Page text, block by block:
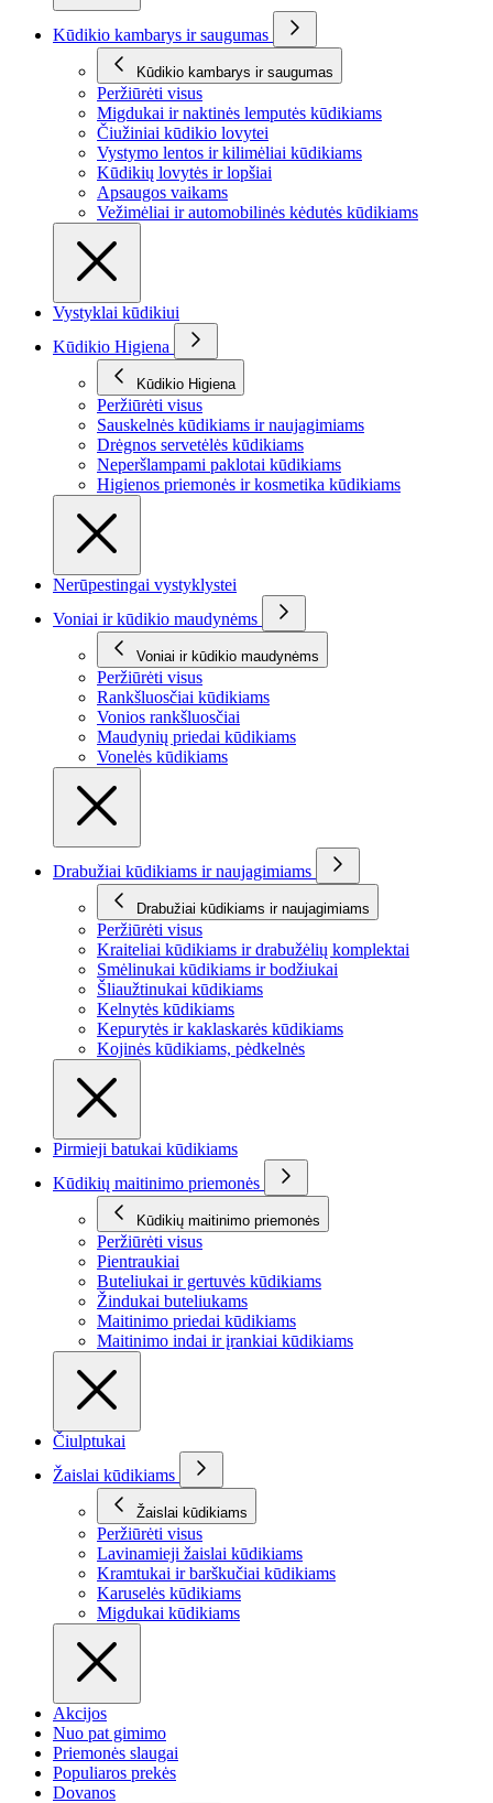
Kūdikio kambarys ir saugumas
Kūdikio kambarys ir saugumas
Peržiūrėti visus
Migdukai ir naktinės lemputės kūdikiams
Čiužiniai kūdikio lovytei
Vystymo lentos ir kilimėliai kūdikiams
Kūdikių lovytės ir lopšiai
Apsaugos vaikams
Vežimėliai ir automobilinės kėdutės kūdikiams
Vystyklai kūdikiui
Kūdikio Higiena
Kūdikio Higiena
Peržiūrėti visus
Sauskelnės kūdikiams ir naujagimiams
Drėgnos servetėlės kūdikiams
Neperšlampami paklotai kūdikiams
Higienos priemonės ir kosmetika kūdikiams
Nerūpestingai vystyklystei
Voniai ir kūdikio maudynėms
Voniai ir kūdikio maudynėms
Peržiūrėti visus
Rankšluosčiai kūdikiams
Vonios rankšluosčiai
Maudynių priedai kūdikiams
Vonelės kūdikiams
Drabužiai kūdikiams ir naujagimiams
Drabužiai kūdikiams ir naujagimiams
Peržiūrėti visus
Kraiteliai kūdikiams ir drabužėlių komplektai
Smėlinukai kūdikiams ir bodžiukai
Šliaužtinukai kūdikiams
Kelnytės kūdikiams
Kepurytės ir kaklaskarės kūdikiams
Kojinės kūdikiams, pėdkelnės
Pirmieji batukai kūdikiams
Kūdikių maitinimo priemonės
Kūdikių maitinimo priemonės
Peržiūrėti visus
Pientraukiai
Buteliukai ir gertuvės kūdikiams
Žindukai buteliukams
Maitinimo priedai kūdikiams
Maitinimo indai ir įrankiai kūdikiams
Čiulptukai
Žaislai kūdikiams
Žaislai kūdikiams
Peržiūrėti visus
Lavinamieji žaislai kūdikiams
Kramtukai ir barškučiai kūdikiams
Karuselės kūdikiams
Migdukai kūdikiams
Akcijos
Nuo pat gimimo
Priemonės slaugai
Populiaros prekės
Dovanos